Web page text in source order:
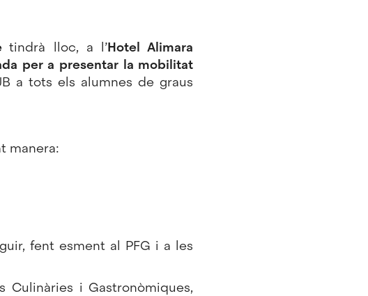
tindrà lloc, a l’Hotel Alimara
per a presentar la mobilitat
a tots els alumnes de graus
manera:
fent esment al PFG i a les
i Gastronòmiques,